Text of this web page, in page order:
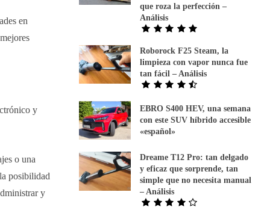
en
y
o una
posibilidad
y
que roza la perfección –
Análisis
Roborock F25 Steam, la
limpieza con vapor nunca fue
tan fácil – Análisis
EBRO S400 HEV, una semana
con este SUV híbrido accesible
«español»
Dreame T12 Pro: tan delgado
y eficaz que sorprende, tan
simple que no necesita manual
– Análisis